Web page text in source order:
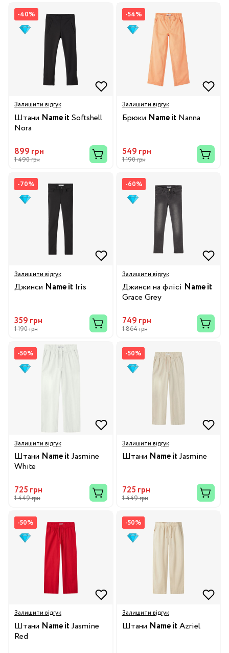
-40%
Залишити відгук
Штани Name it Softshell
Nora
899 грн
1 490 грн
-54%
Залишити відгук
Брюки Name it Nanna
549 грн
1 190 грн
-70%
Залишити відгук
Джинси Name it Iris
359 грн
1 190 грн
-60%
Залишити відгук
Джинси на флісі Name it
Grace Grey
749 грн
1 864 грн
-50%
Залишити відгук
Штани Name it Jasmine
White
725 грн
1 449 грн
-50%
Залишити відгук
Штани Name it Jasmine
725 грн
1 449 грн
-50%
Залишити відгук
Штани Name it Jasmine
Red
-50%
Залишити відгук
Штани Name it Azriel